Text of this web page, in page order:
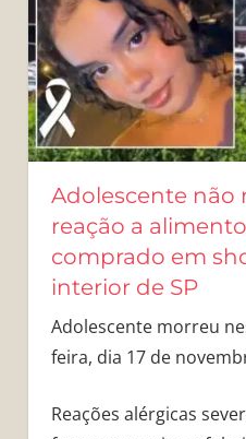
Adolescente não
reação a
comprado em
interior de SP
Adolescente morreu
feira, dia 17 de
Reações alérgicas